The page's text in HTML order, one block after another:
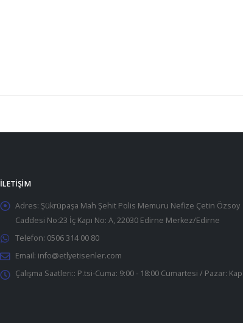
İLETIŞIM
Adres: Şükrüpaşa Mah Şehit Polis Memuru Nefize Çetin Özsoy
Caddesi No:23 İç Kapı No: A, 22030 Edirne Merkez/Edirne
Telefon: 0506 314 00 80
Email: info@etlyetisenler.com
Çalışma Saatleri:: P.tsi-Cuma: 9:00 - 18:00 Cumartesi / Pazar: